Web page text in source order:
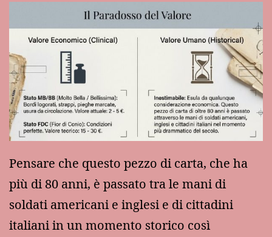
Pensare che questo pezzo di carta, che ha
più di 80 anni, è passato tra le mani di
soldati americani e inglesi e di cittadini
italiani in un momento storico così